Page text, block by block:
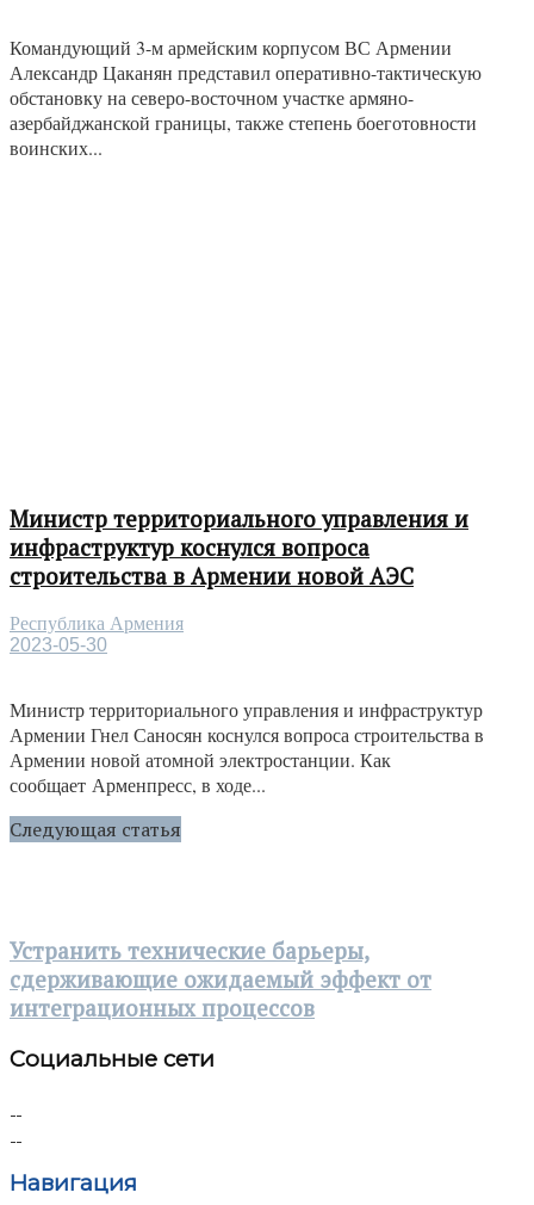
Командующий 3-м армейским корпусом ВС Армении
Александр Цаканян представил оперативно-тактическую
обстановку на северо-восточном участке армяно-
азербайджанской границы, также степень боеготовности
воинских...
Министр территориального управления и
инфраструктур коснулся вопроса
строительства в Армении новой АЭС
Республика Армения
2023-05-30
Министр территориального управления и инфраструктур
Армении Гнел Саносян коснулся вопроса строительства в
Армении новой атомной электростанции. Как
сообщает Арменпресс, в ходе...
Следующая статья
Устранить технические барьеры,
сдерживающие ожидаемый эффект от
интеграционных процессов
Социальные сети
Навигация